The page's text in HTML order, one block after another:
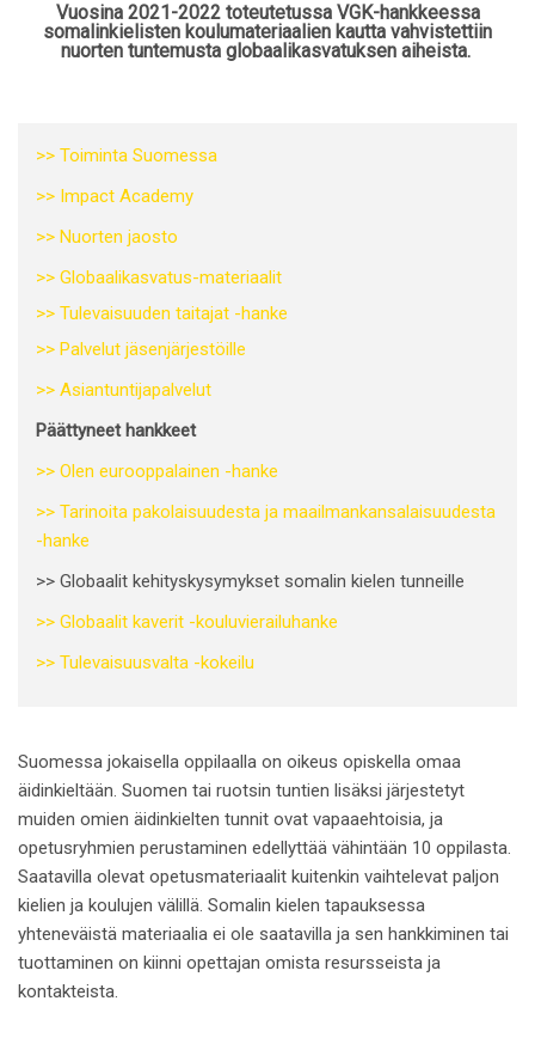
Vuosina 2021-2022 toteutetussa VGK-hankkeessa
somalinkielisten koulumateriaalien kautta vahvistettiin
nuorten tuntemusta globaalikasvatuksen aiheista.
>> Toiminta Suomessa
>> Impact Academy
>> Nuorten jaosto
>> Globaalikasvatus-materiaalit
>> Tulevaisuuden taitajat -hanke
>> Palvelut jäsenjärjestöille
>> Asiantuntijapalvelut
Päättyneet hankkeet
>> Olen eurooppalainen -hanke
>> Tarinoita pakolaisuudesta ja maailmankansalaisuudesta
-hanke
>> Globaalit kehityskysymykset somalin kielen tunneille
>> Globaalit kaverit -kouluvierailuhanke
>> Tulevaisuusvalta -kokeilu
Suomessa jokaisella oppilaalla on oikeus opiskella omaa
äidinkieltään. Suomen tai ruotsin tuntien lisäksi järjestetyt
muiden omien äidinkielten tunnit ovat vapaaehtoisia, ja
opetusryhmien perustaminen edellyttää vähintään 10 oppilasta.
Saatavilla olevat opetusmateriaalit kuitenkin vaihtelevat paljon
kielien ja koulujen välillä. Somalin kielen tapauksessa
yhteneväistä materiaalia ei ole saatavilla ja sen hankkiminen tai
tuottaminen on kiinni opettajan omista resursseista ja
kontakteista.